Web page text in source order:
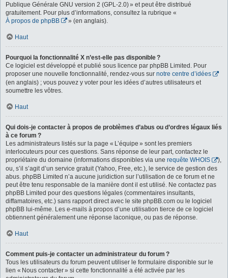
Publique Générale GNU version 2 (GPL-2.0) » et peut être distribué
gratuitement. Pour plus d’informations, consultez la rubrique «
À propos de phpBB
» (en anglais).
Haut
Pourquoi la fonctionnalité X n’est-elle pas disponible ?
Ce logiciel est développé et publié sous licence par phpBB Limited. Pour
proposer une nouvelle fonctionnalité, rendez-vous sur notre centre d’idées
(en anglais) ; vous pouvez y voter pour les idées d’autres utilisateurs et
soumettre les vôtres.
Haut
Qui dois-je contacter à propos de problèmes d’abus ou d’ordres légaux liés
à ce forum ?
Les administrateurs listés sur la page « L’équipe » sont les premiers
interlocuteurs pour ces questions. Sans réponse de leur part, contactez le
propriétaire du domaine (informations disponibles via une requête WHOIS
),
ou, s’il s’agit d’un service gratuit (Yahoo, Free, etc.), le service de gestion des
abus. phpBB Limited n’a aucune juridiction sur l’utilisation de ce forum et ne
peut être tenu responsable de la manière dont il est utilisé. Ne contactez pas
phpBB Limited pour des questions légales (commentaires insultants,
diffamatoires, etc.) sans rapport direct avec le site phpBB.com ou le logiciel
phpBB lui-même. Les e-mails à propos d’une utilisation tierce de ce logiciel
obtiennent généralement une réponse laconique, ou pas de réponse.
Haut
Comment puis-je contacter un administrateur du forum ?
Tous les utilisateurs du forum peuvent utiliser le formulaire disponible sur le
lien « Nous contacter » si cette fonctionnalité a été activée par les